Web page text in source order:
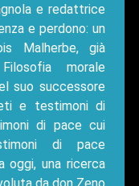
e redattrice
e perdono: un
Malherbe, già
morale
suo successore
e testimoni di
di pace cui
di pace
oggi, una ricerca